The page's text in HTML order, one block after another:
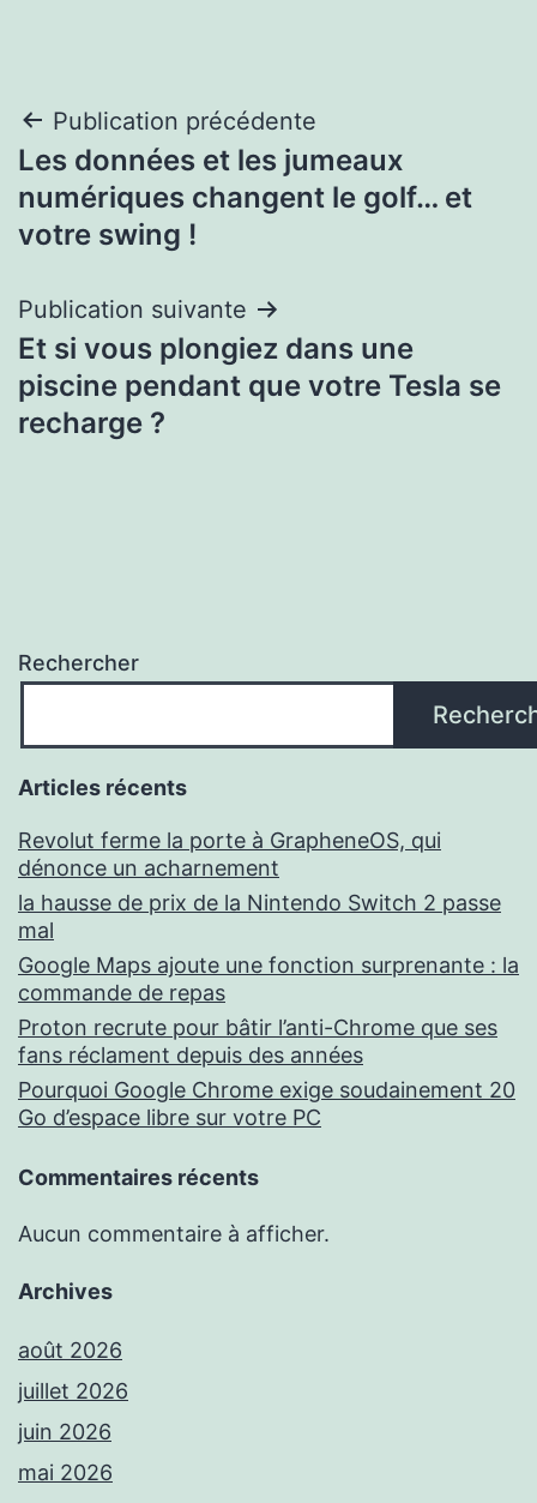
Navigation
de
l’article
Publication précédente
Les données et les jumeaux
numériques changent le golf… et
votre swing !
Publication suivante
Et si vous plongiez dans une
piscine pendant que votre Tesla se
recharge ?
Rechercher
Articles récents
Revolut ferme la porte à GrapheneOS, qui
dénonce un acharnement
la hausse de prix de la Nintendo Switch 2 passe
mal
Google Maps ajoute une fonction surprenante : la
commande de repas
Proton recrute pour bâtir l’anti-Chrome que ses
fans réclament depuis des années
Pourquoi Google Chrome exige soudainement 20
Go d’espace libre sur votre PC
Commentaires récents
Aucun commentaire à afficher.
Archives
août 2026
juillet 2026
juin 2026
mai 2026